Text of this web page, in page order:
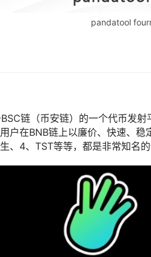
pandatool
链（币安链）的一个代币发
户在BNB链上以廉价、快速、
、4、TST等等，都是非常知名